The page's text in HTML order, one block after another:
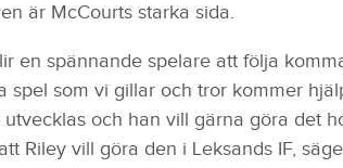
är McCourts starka sida.
en spännande spelare att följa
spel som vi gillar och tror kommer
utvecklas och han vill gärna göra det
Riley vill göra den i Leksands IF,